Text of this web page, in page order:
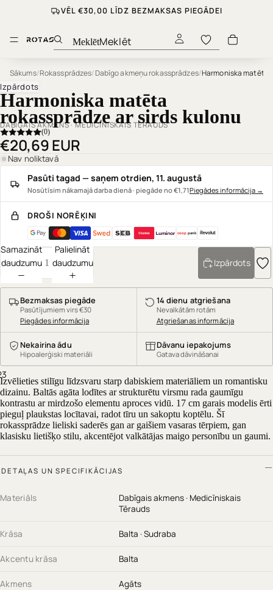
VĒL €30,00 LĪDZ BEZMAKSAS PIEGĀDEI
Meklēt
Sākums/Rokassprādzes/Dabīgo akmeņu rokassprādzes/
3
Izpārdots
Harmoniska matēta
rokassprādze ar sirds kulonu
DABĪGAIS AKMENS · MEDICĪNISKAIS TĒRAUDS
(0)
€20,69 EUR
Nav noliktavā
Pasūti tagad — saņem otrdien, 11. augustā
Nosūtīsim nākamajā darba dienā · piegāde no €1,71Piegādes informācija →
DROŠI NORĒĶINI
cooppank
Samazināt
daudzumu
Palielināt
daudzumu
Izpārdots
Bezmaksas piegāde
Pasūtījumiem virs €30
Piegādes informācija
14 dienu atgriešana
Nevalkātām rotām
Atgriešanas informācija
Nekairina ādu
Hipoalerģiski materiāli
Dāvanu iepakojums
Gatava dāvināšanai
Izvēlieties stilīgu līdzsvaru starp dabiskiem materiāliem un romantisku
dizainu. Baltās agāta lodītes ar strukturētu virsmu rada gaumīgu
kontrastu ar mirdzošo elementu aproces vidū. 17 cm garais modelis ērti
pieguļ plaukstas locītavai, radot tīru un sakoptu koptēlu. Šī
rokassprādze lieliski saderēs gan ar gaišiem vasaras tērpiem, gan
klasisku lietišķo stilu, akcentējot valkātājas maigo personību un gaumi.
DETAĻAS UN SPECIFIKĀCIJAS
Materiāls
Dabīgais akmens · Medicīniskais
Tērauds
Krāsa Balta · Sudraba
Akcentu krāsa Balta
Akmens Agāts